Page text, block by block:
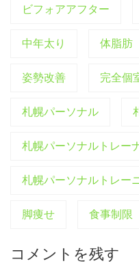
ビフォアアフター
中年太り 体脂肪
姿勢改善 完全個
札幌パーソナル
札幌パーソナルトレー
札幌パーソナルトレー
脚痩せ 食事制限
コメントを残す